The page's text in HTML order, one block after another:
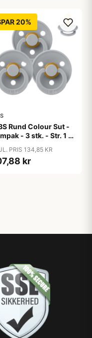
20%
Rund Colour Sut -
- 3 stk. - Str. 1 -
PRIS 134,85 KR
kr